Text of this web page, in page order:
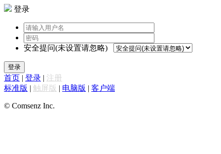
登录
安全提问(未设置请忽略)
登录
首页 | 登录 | 注册
标准版 | 触屏版 | 电脑版 | 客户端
© Comsenz Inc.